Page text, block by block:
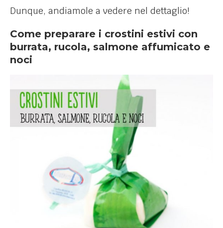
Dunque, andiamole a vedere nel dettaglio!
Come preparare i crostini estivi con
burrata, rucola, salmone affumicato e
noci